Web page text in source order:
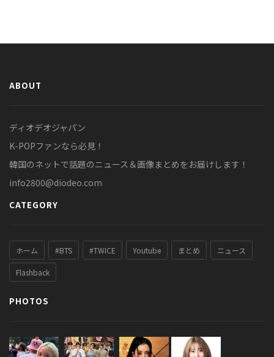
ABOUT
ディオデオジャパン
K-POPファンなら必見！
韓国のネットで話題のニュース＆画像まとめをお届けします！
info2800@diodeo.com
CATEGORY
ホーム #BTS #TWICE Youtube まとめ ニュース
Flashback
PHOTOS